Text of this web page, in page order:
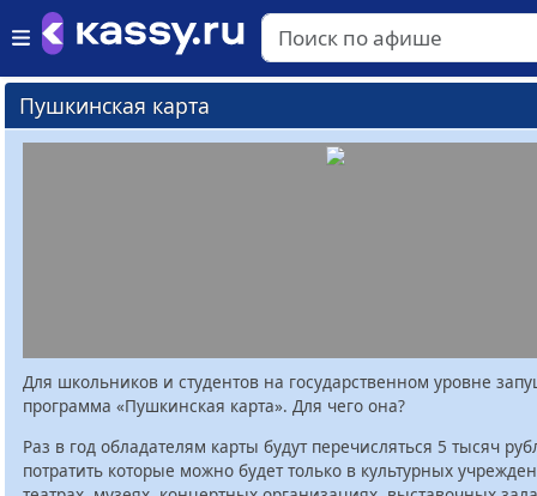
Пушкинская карта
Для школьников и студентов на государственном уровне
программа «Пушкинская карта». Для чего она?
Раз в год обладателям карты будут перечисляться 5 тысяч
потратить которые можно будет только в культурных